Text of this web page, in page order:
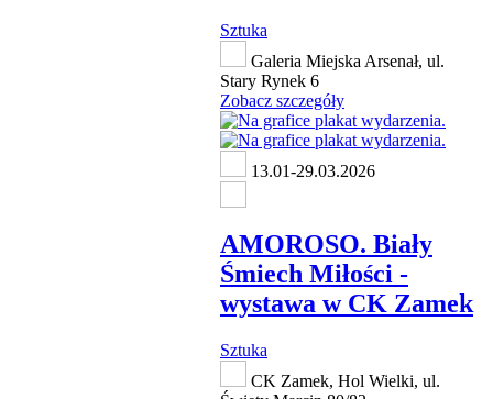
Sztuka
Galeria Miejska Arsenał, ul.
Stary Rynek 6
Zobacz szczegóły
13.01-29.03.2026
AMOROSO. Biały
Śmiech Miłości -
wystawa w CK Zamek
Sztuka
CK Zamek, Hol Wielki, ul.